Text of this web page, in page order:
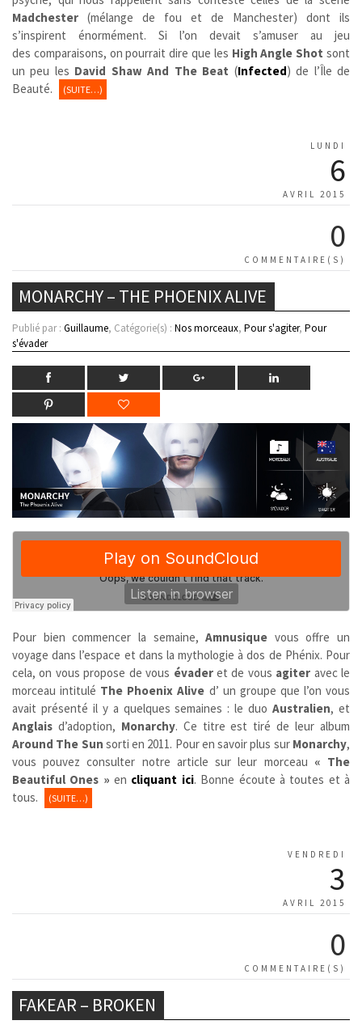
Madchester (mélange de fou et de Manchester) dont ils
s’inspirent énormément. Si l’on devait s’amuser au jeu
des comparaisons, on pourrait dire que les High Angle Shot sont
un peu les David Shaw And The Beat (Infected) de l’Île de
Beauté.
(SUITE…)
LUNDI
6
AVRIL 2015
0
COMMENTAIRE(S)
MONARCHY – THE PHOENIX ALIVE
Publié par : Guillaume, Catégorie(s) : Nos morceaux, Pour s'agiter, Pour
s'évader
Pour bien commencer la semaine,Amnusique vous offre un
voyage dans l’espace et dans la mythologie à dos de Phénix. Pour
cela, on vous propose de vous évaderet de vous agiter avec le
morceau intitulé The Phoenix Alive d’ un groupe que l’on vous
avait présenté il y a quelques semaines : le duoAustralien, et
Anglais d’adoption, Monarchy. Ce titre est tiré de leur album
Around The Sun sorti en 2011. Pour en savoir plus sur Monarchy,
vous pouvez consulter notre article sur leur morceau « The
Beautiful Ones » en cliquant ici. Bonne écoute à toutes et à
tous.
(SUITE…)
VENDREDI
3
AVRIL 2015
0
COMMENTAIRE(S)
FAKEAR – BROKEN